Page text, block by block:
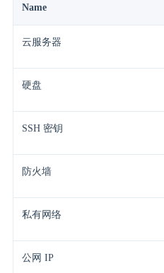
Name
云服务器
硬盘
SSH 密钥
防火墙
私有网络
公网 IP